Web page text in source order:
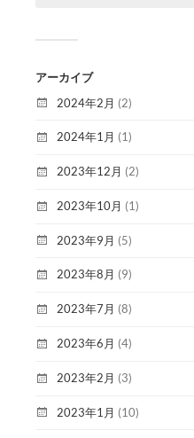
アーカイブ
2024年2月 (2)
2024年1月 (1)
2023年12月 (2)
2023年10月 (1)
2023年9月 (5)
2023年8月 (9)
2023年7月 (8)
2023年6月 (4)
2023年2月 (3)
2023年1月 (10)